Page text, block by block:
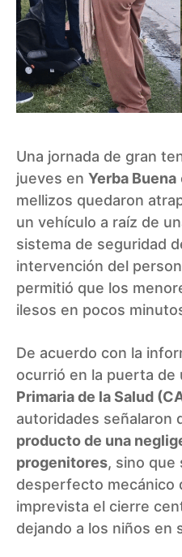
Una jornada de gran
jueves en Yerba Buena
mellizos quedaron
un vehículo a raíz de
sistema de seguridad
intervención del
permitió que los
ilesos en pocos
De acuerdo con la
ocurrió en la puerta de
Primaria de la Salud
autoridades señalaron
producto de una
progenitores, sino que
desperfecto mecánico
imprevista el cierre
dejando a los niños en